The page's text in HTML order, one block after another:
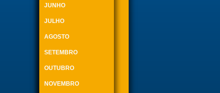
JUNHO
JULHO
AGOSTO
SETEMBRO
OUTUBRO
NOVEMBRO